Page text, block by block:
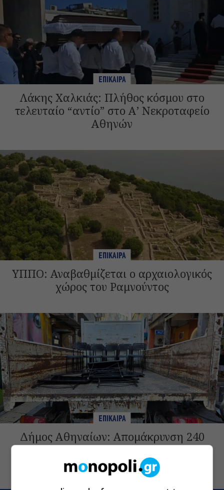
ΕΠΙΚΑΙΡΑ
Λάκης Χαλκιάς: Πλήθος κόσμου στο
τελευταίο “αντίο” στο Α’ Νεκροταφείο
Αθηνών
ΕΠΙΚΑΙΡΑ
ΥΠΠΟ: Αναβαθμίζεται ο αρχαιολογικός
χώρος του Ραμνούντος
ΕΠΙΚΑΙΡΑ
Δήμος Αθηναίων: Απομάκρυνση 240
τραπεζοκαθισμάτων σε 13
επιχειρησιακές δράσεις